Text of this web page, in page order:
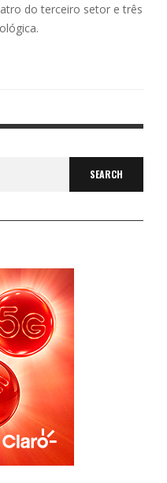
do terceiro setor e três